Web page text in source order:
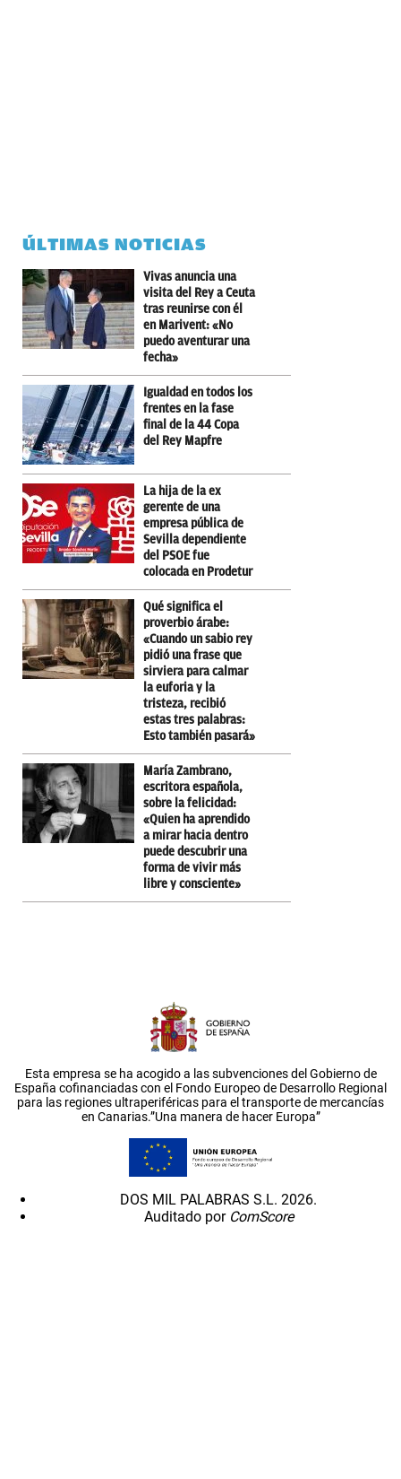
ÚLTIMAS NOTICIAS
Vivas anuncia una
visita del Rey a Ceuta
tras reunirse con él
en Marivent: «No
puedo aventurar una
fecha»
Igualdad en todos los
frentes en la fase
final de la 44 Copa
del Rey Mapfre
La hija de la ex
gerente de una
empresa pública de
Sevilla dependiente
del PSOE fue
colocada en Prodetur
Qué significa el
proverbio árabe:
«Cuando un sabio rey
pidió una frase que
sirviera para calmar
la euforia y la
tristeza, recibió
estas tres palabras:
Esto también pasará»
María Zambrano,
escritora española,
sobre la felicidad:
«Quien ha aprendido
a mirar hacia dentro
puede descubrir una
forma de vivir más
libre y consciente»
Esta empresa se ha acogido a las subvenciones del Gobierno de
España cofinanciadas con el Fondo Europeo de Desarrollo Regional
para las regiones ultraperiféricas para el transporte de mercancías
en Canarias.”Una manera de hacer Europa”
DOS MIL PALABRAS S.L. 2026.
Auditado por ComScore